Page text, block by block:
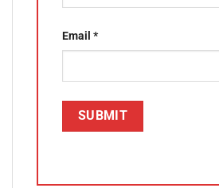
Email *